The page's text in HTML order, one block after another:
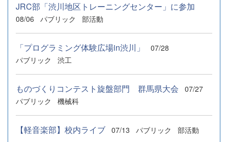
JRC部「渋川地区トレーニングセンター」に参加
08/06 パブリック 部活動
「プログラミング体験広場in渋川」
07/28
パブリック
渋工
ものづくりコンテスト旋盤部門 群馬県大会
07/27
パブリック
機械科
【軽音楽部】校内ライブ 07/13 パブリック 部活動